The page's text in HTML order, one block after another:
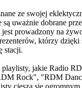
ze swojej
są uważnie dobrane
prowadzony na
którzy
stacji.
playlisty, jakie Radio
Rock", "RDM
cieszą się